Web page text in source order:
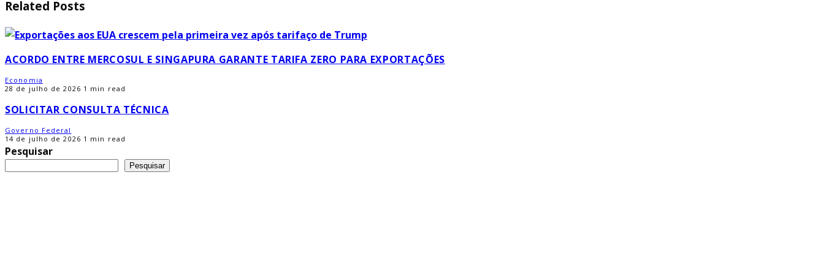
Related Posts
ACORDO ENTRE MERCOSUL E SINGAPURA GARANTE TARIFA ZERO PARA EXPORTAÇÕES
Economia
28 de julho de 2026 1 min read
SOLICITAR CONSULTA TÉCNICA
Governo Federal
14 de julho de 2026 1 min read
Pesquisar
Pesquisar